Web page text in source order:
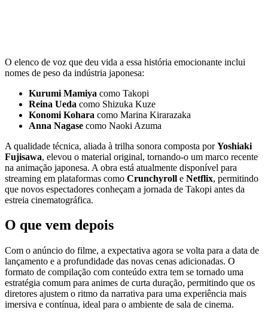
O elenco de voz que deu vida a essa história emocionante inclui
nomes de peso da indústria japonesa:
Kurumi Mamiya como Takopi
Reina Ueda como Shizuka Kuze
Konomi Kohara como Marina Kirarazaka
Anna Nagase como Naoki Azuma
A qualidade técnica, aliada à trilha sonora composta porYoshiaki
Fujisawa, elevou o material original, tornando-o um marco recente
na animação japonesa. A obra está atualmente disponível para
streaming em plataformas como Crunchyroll e Netflix, permitindo
que novos espectadores conheçam a jornada de Takopi antes da
estreia cinematográfica.
O que vem depois
Com o anúncio do filme, a expectativa agora se volta para a data de
lançamento e a profundidade das novas cenas adicionadas. O
formato de compilação com conteúdo extra tem se tornado uma
estratégia comum para animes de curta duração, permitindo que os
diretores ajustem o ritmo da narrativa para uma experiência mais
imersiva e contínua, ideal para o ambiente de sala de cinema.